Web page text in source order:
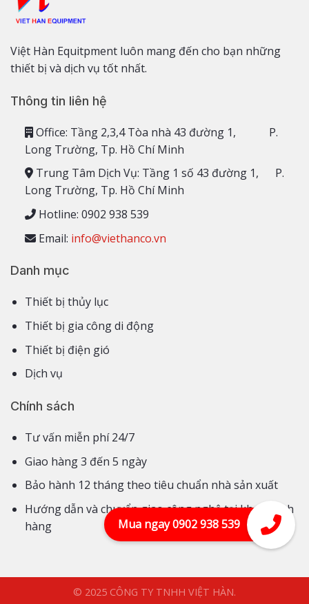
Việt Hàn Equitpment luôn mang đến cho bạn những
thiết bị và dịch vụ tốt nhất.
Thông tin liên hệ
Office: Tầng 2,3,4 Tòa nhà 43 đường 1, P.
Long Trường, Tp. Hồ Chí Minh
Trung Tâm Dịch Vụ: Tầng 1 số 43 đường 1, P.
Long Trường, Tp. Hồ Chí Minh
Hotline: 0902 938 539
Email: info@viethanco.vn
Danh mục
Thiết bị thủy lục
Thiết bị gia công di động
Thiết bị điện gió
Dịch vụ
Chính sách
Tư vấn miễn phí 24/7
Giao hàng 3 đến 5 ngày
Bảo hành 12 tháng theo tiêu chuẩn nhà sản xuất
Hướng dẫn và chuyển giao công nghệ tại kho khách
hàng
© 2025 CÔNG TY TNHH VIỆT HÀN.
Mua ngay 0902 938 539